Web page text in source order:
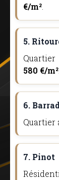
€/m²
5.
580 €/m²
6.
Quartier
7. Pinot